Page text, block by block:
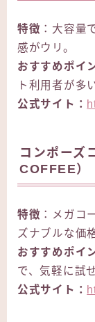
特徴 ：大容量
感がウリ。
おすすめポイ
ト利用者が多
公式サイト：
コンポーズ
COFFEE）
特徴 ：メガコ
ズナブルな価
おすすめポイ
で、気軽に試
公式サイト：